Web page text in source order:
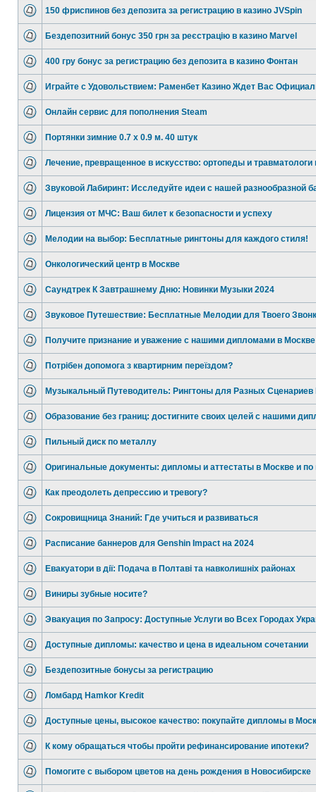
150 фриспинов без депозита за регистрацию в казино JVSpin
Бездепозитний бонус 350 грн за реєстрацію в казино Marvel
400 грy бонус за регистрацию без депозита в казино Фонтан
Играйте с Удовольствием: Раменбет Казино Ждет Вас
Онлайн сервис для пополнения Steam
Портянки зимние 0.7 х 0.9 м. 40 штук
Лечение, превращенное в искусство: ортопеды и травматологи
Звуковой Лабиринт: Исследуйте идеи с нашей разнообразной
Лицензия от МЧС: Ваш билет к безопасности и успеху
Мелодии на выбор: Бесплатные рингтоны для каждого стиля!
Онкологический центр в Москве
Саундтрек К Завтрашнему Дню: Новинки Музыки 2024
Звуковое Путешествие: Бесплатные Мелодии для Твоего
Получите признание и уважение с нашими дипломами в Москве
Потрібен допомога з квартирним переїздом?
Музыкальный Путеводитель: Рингтоны для Разных
Образование без границ: достигните своих целей с нашими
Пильный диск по металлу
Оригинальные документы: дипломы и аттестаты в Москве и по
Как преодолеть депрессию и тревогу?
Сокровищница Знаний: Где учиться и развиваться
Расписание баннеров для Genshin Impact на 2024
Евакуатори в дії: Подача в Полтаві та навколишніх районах
Виниры зубные носите?
Эвакуация по Запросу: Доступные Услуги во Всех Городах
Доступные дипломы: качество и цена в идеальном сочетании
Бездепозитные бонусы за регистрацию
Ломбард Hamkor Kredit
Доступные цены, высокое качество: покупайте дипломы в
К кому обращаться чтобы пройти рефинансирование ипотеки?
Помогите с выбором цветов на день рождения в Новосибирске